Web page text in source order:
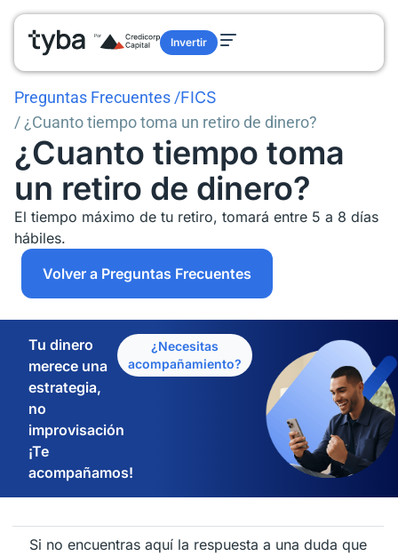
Invertir
Preguntas Frecuentes /FICS
/ ¿Cuanto tiempo toma un retiro de dinero?
¿Cuanto tiempo toma
un retiro de dinero?
El tiempo máximo de tu retiro, tomará entre 5 a 8 días
hábiles.
Volver a Preguntas Frecuentes
Tu dinero
merece una
estrategia,
no
improvisación
¡Te
acompañamos!
¿Necesitas
acompañamiento?
Si no encuentras aquí la respuesta a una duda que